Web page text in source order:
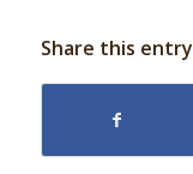
Share this entry